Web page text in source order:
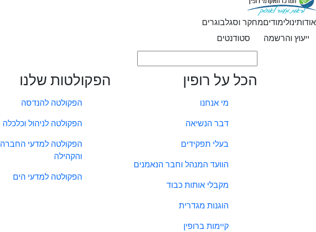
אודותינולימודיםמחקר וסגלבוגרים
ייעוץ והרשמה
סטודנטים
הכל על רופין
מי אנחנו
דבר הנשיאה
בעלי תפקידים
הוועד המנהל וחבר הנאמנים
מקבלי אותות כבוד
הוגנות מגדרית
קיימות ברופין
הפקולטות שלנו
הפקולטה להנדסה
הפקולטה לניהול וכלכלה
הפקולטה למדעי החברה
והקהילה
הפקולטה למדעי הים